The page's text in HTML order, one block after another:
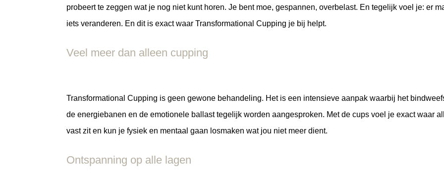
probeert te zeggen wat je nog niet kunt horen. Je bent moe, gespannen, overbelast. En tegelijk voel je: er
iets veranderen. En dit is exact waar Transformational Cupping je bij helpt.
Veel meer dan alleen cupping
Transformational Cupping is geen gewone behandeling. Het is een intensieve aanpak waarbij het
de energiebanen en de emotionele ballast tegelijk worden aangesproken. Met de cups voel je exact waar
vast zit en kun je fysiek en mentaal gaan losmaken wat jou niet meer dient.
Ontspanning op alle lagen